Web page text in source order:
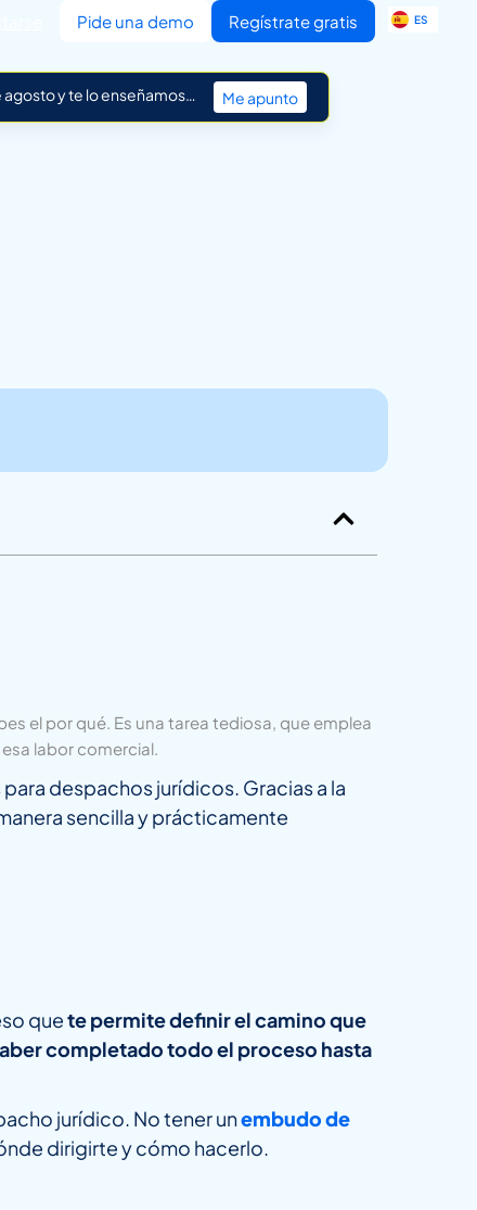
Pide una demo Regístrate gratis ES
IT
agosto y te lo enseñamos… Me apunto
el por qué. Es una tarea tediosa, que emplea
labor comercial.
despachos jurídicos. Gracias a la
sencilla y prácticamente
quete permite definir el camino que
completado todo el proceso hasta
jurídico. No tener unembudo de
dirigirte y cómo hacerlo.